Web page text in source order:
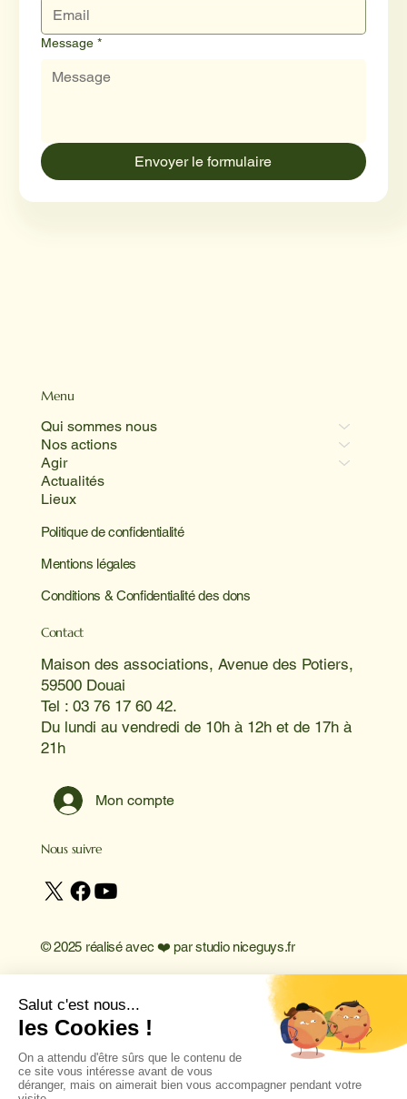
Menu
Qui sommes nous
Nos actions
Agir
Actualités
Lieux
Politique de confidentialité
Mentions légales
Conditions & Confidentialité des dons
Contact
Maison des associations, Avenue des Potiers,
59500 Douai
Tel : 03 76 17 60 42.
Du lundi au vendredi de 10h à 12h et de 17h à
21h
Mon compte
Nous suivre
© 2025 réalisé avec ❤️ parstudio niceguys.fr
Message *
Envoyer le formulaire